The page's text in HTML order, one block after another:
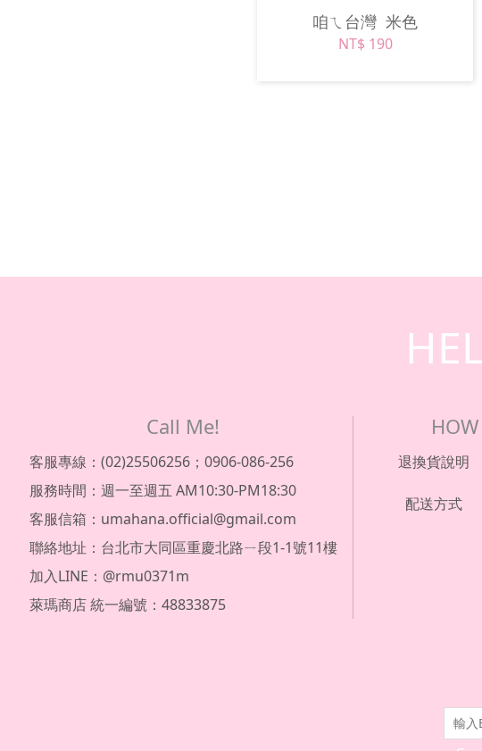
咱ㄟ台灣米色
NT$ 190
Call Me!
客服專線：(02)25506256；0906-086-256
服務時間：週一至週五 AM10:30-PM18:30
客服信箱：umahana.official@gmail.com
聯絡地址：台北市大同區重慶北路ㄧ段1-1號11樓
加入LINE：@rmu0371m
萊瑪商店 統一編號：48833875
退換貨說明
配送方式